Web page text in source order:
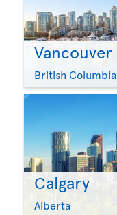
Vancouver
British Columbia
Calgary
Alberta